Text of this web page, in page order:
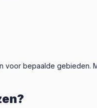
bepaalde gebieden.